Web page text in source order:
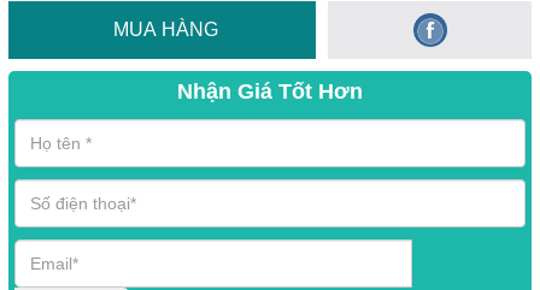
MUA HÀNG
Nhận Giá Tốt Hơn